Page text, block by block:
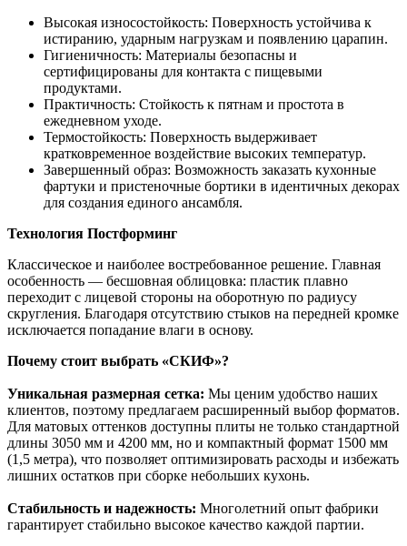
Высокая износостойкость: Поверхность устойчива к
истиранию, ударным нагрузкам и появлению царапин.
Гигиеничность: Материалы безопасны и
сертифицированы для контакта с пищевыми
продуктами.
Практичность: Стойкость к пятнам и простота в
ежедневном уходе.
Термостойкость: Поверхность выдерживает
кратковременное воздействие высоких температур.
Завершенный образ: Возможность заказать кухонные
фартуки и пристеночные бортики в идентичных декорах
для создания единого ансамбля.
Технология Постформинг
Классическое и наиболее востребованное решение. Главная
особенность — бесшовная облицовка: пластик плавно
переходит с лицевой стороны на оборотную по радиусу
скругления. Благодаря отсутствию стыков на передней кромке
исключается попадание влаги в основу.
Почему стоит выбрать «СКИФ»?
Уникальная размерная сетка: Мы ценим удобство наших
клиентов, поэтому предлагаем расширенный выбор форматов.
Для матовых оттенков доступны плиты не только стандартной
длины 3050 мм и 4200 мм, но и компактный формат 1500 мм
(1,5 метра), что позволяет оптимизировать расходы и избежать
лишних остатков при сборке небольших кухонь.
Стабильность и надежность: Многолетний опыт фабрики
гарантирует стабильно высокое качество каждой партии.